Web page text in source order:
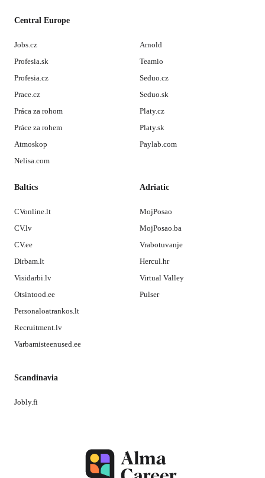
Central Europe
Jobs.cz
Profesia.sk
Profesia.cz
Prace.cz
Práca za rohom
Práce za rohem
Atmoskop
Nelisa.com
Arnold
Teamio
Seduo.cz
Seduo.sk
Platy.cz
Platy.sk
Paylab.com
Baltics
CVonline.lt
CV.lv
CV.ee
Dirbam.lt
Visidarbi.lv
Otsintood.ee
Personaloatrankos.lt
Recruitment.lv
Varbamisteenused.ee
Adriatic
MojPosao
MojPosao.ba
Vrabotuvanje
Hercul.hr
Virtual Valley
Pulser
Scandinavia
Jobly.fi